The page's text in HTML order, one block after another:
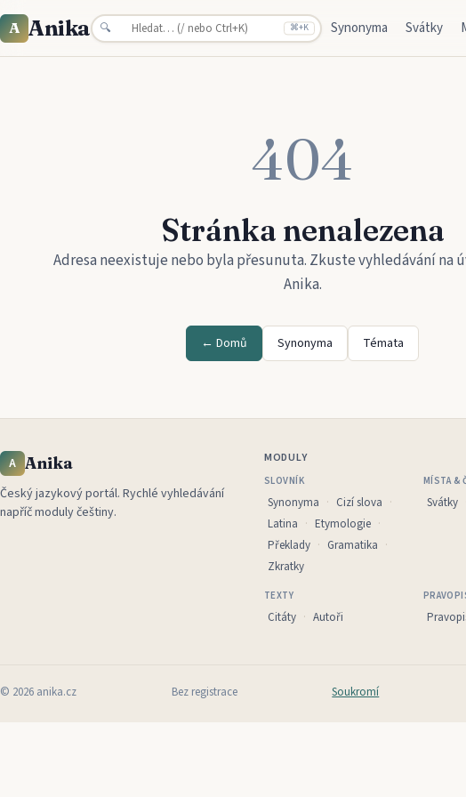
A Anika 🔍 ⌘+K Synonyma Svátky
404
Stránka nenalezena
Adresa neexistuje nebo byla přesunuta. Zkuste vyhledávání na
Anika.
← Domů Synonyma Témata
A Anika
Český jazykový portál. Rychlé vyhledávání
napříč moduly češtiny.
MODULY
SLOVNÍK
Synonyma
Cizí slova
Latina
Etymologie
Překlady
Gramatika
Zkratky
MÍSTA &
Svátky
TEXTY
Citáty Autoři
© 2026 anika.cz Bez registrace Soukromí